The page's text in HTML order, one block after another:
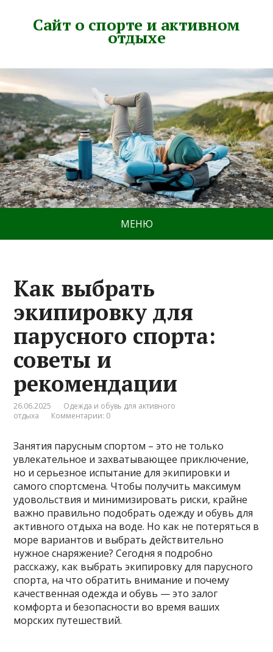
Сайт о спорте и активном
отдыхе
МЕНЮ
Как выбрать
экипировку для
парусного спорта:
советы и
рекомендации
26.06.2025
Одежда и обувь для активного
отдыха
Комментарии: 0
Занятия парусным спортом – это не только
увлекательное и захватывающее приключение,
но и серьезное испытание для экипировки и
самого спортсмена. Чтобы получить максимум
удовольствия и минимизировать риски, крайне
важно правильно подобрать одежду и обувь для
активного отдыха на воде. Но как не потеряться в
море вариантов и выбрать действительно
нужное снаряжение? Сегодня я подробно
расскажу, как выбрать экипировку для парусного
спорта, на что обратить внимание и почему
качественная одежда и обувь — это залог
комфорта и безопасности во время ваших
морских путешествий.